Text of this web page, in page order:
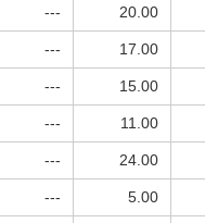
--- 20.00
--- 17.00
--- 15.00
--- 11.00
--- 24.00
--- 5.00